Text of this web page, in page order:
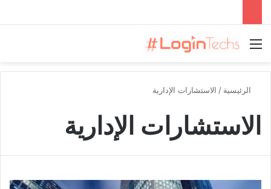
القائمة
الرئيسية / الاستشارات الإدارية
الاستشارات الإدارية